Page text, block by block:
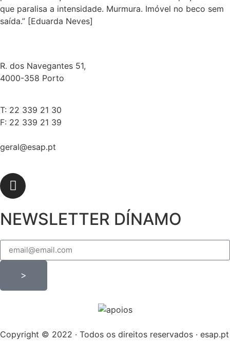
que paralisa a intensidade. Murmura. Imóvel no beco sem
saída.” [Eduarda Neves]
R. dos Navegantes 51,
4000-358 Porto
T: 22 339 21 30
F: 22 339 21 39
geral@esap.pt
NEWSLETTER DÍNAMO
>
Copyright © 2022 · Todos os direitos reservados · esap.pt